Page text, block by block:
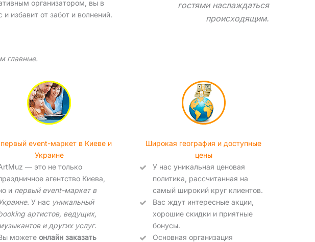
организатором, вы в
избавит от забот и волнений.
гостями наслаждаться
происходящим.
главные.
event-маркет в Киеве и
Украине
— это не только
агентство Киева,
и первый event-маркет в
Украине. У нас уникальный
артистов, ведущих,
и других услуг.
можетеонлайн заказать
Широкая география и доступные
цены
У нас уникальная ценовая
политика, рассчитанная на
самый широкий круг клиентов.
Вас ждут интересные акции,
хорошие скидки и приятные
бонусы.
Основная организация